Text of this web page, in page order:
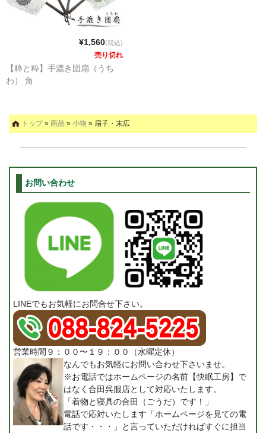
¥1,560(税込)
売り切れ
【粋と粋】手漉き団扇（うち
わ） 角
トップ» 商品 » 小物 » 扇子・末広
お問い合わせ
LINEでもお気軽にお問合せ下さい。
営業時間９：００〜１９：００（水曜定休）
なんでもお気軽にお問い合わせ下さいませ。
※お電話ではホームページの名前【快眠工房】で
はなく合田呉服店として対応いたします。
「着物と寝具の合田（ごうだ）です！」
電話で応対いたします「ホームページを見ての電
話です・・・」と言っていただければすぐに担当